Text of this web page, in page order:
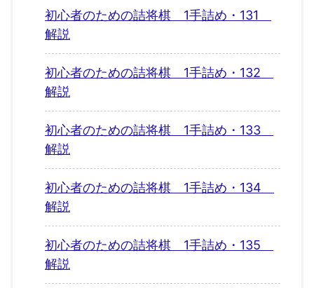
初心者のための詰将棋 1手詰め・131
解説
初心者のための詰将棋 1手詰め・132
解説
初心者のための詰将棋 1手詰め・133
解説
初心者のための詰将棋 1手詰め・134
解説
初心者のための詰将棋 1手詰め・135
解説